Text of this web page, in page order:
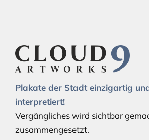
Plakate der Stadt einzigartig
interpretiert!
Vergängliches wird sichtbar
zusammengesetzt.